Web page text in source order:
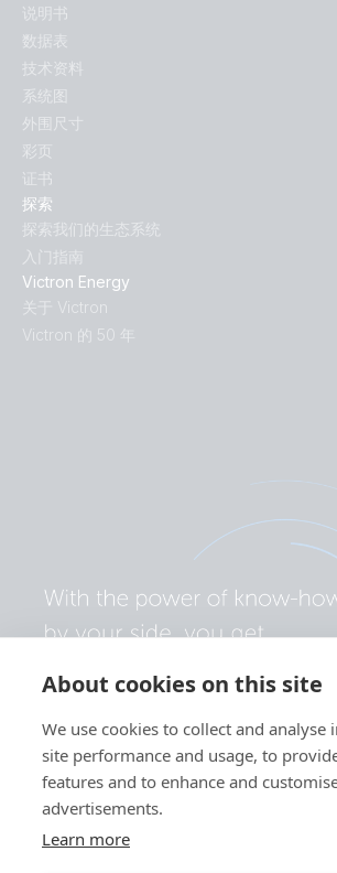
About cookies on this site
We use cookies to collect and
site performance and usage, to
features and to enhance and
advertisements.
Learn more
探索
探索我们的生态系统
入门指南
Victron Energy
关于 Victron
Victron 的 50 年
说明书
数据表
技术资料
系统图
外围尺寸
彩页
证书